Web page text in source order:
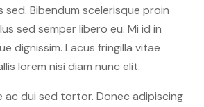
sed. Bibendum scelerisque proin
sed semper libero eu. Mi id in
dignissim. Lacus fringilla vitae
lorem nisi diam nunc elit.
dui sed tortor. Donec adipiscing